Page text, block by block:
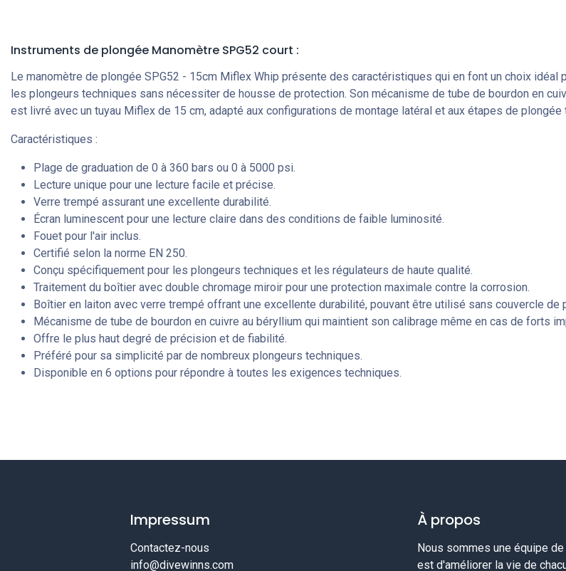
Instruments de plongée Manomètre SPG52 court :
Le manomètre de plongée SPG52 - 15cm Miflex Whip présente des caractéristiques qui en font un choix
les plongeurs techniques sans nécessiter de housse de protection. Son mécanisme de tube de bourdon en
est livré avec un tuyau Miflex de 15 cm, adapté aux configurations de montage latéral et aux étapes de plongée
Caractéristiques :
Plage de graduation de 0 à 360 bars ou 0 à 5000 psi.
Lecture unique pour une lecture facile et précise.
Verre trempé assurant une excellente durabilité.
Écran luminescent pour une lecture claire dans des conditions de faible luminosité.
Fouet pour l'air inclus.
Certifié selon la norme EN 250.
Conçu spécifiquement pour les plongeurs techniques et les régulateurs de haute qualité.
Traitement du boîtier avec double chromage miroir pour une protection maximale contre la corrosion.
Boîtier en laiton avec verre trempé offrant une excellente durabilité, pouvant être utilisé sans couvercle de
Mécanisme de tube de bourdon en cuivre au béryllium qui maintient son calibrage même en cas de forts
Offre le plus haut degré de précision et de fiabilité.
Préféré pour sa simplicité par de nombreux plongeurs techniques.
Disponible en 6 options pour répondre à toutes les exigences techniques.
Impressum
Contactez-nous
info@divewinns.com
À propos
Nous sommes une équipe
est d'améliorer la vie de